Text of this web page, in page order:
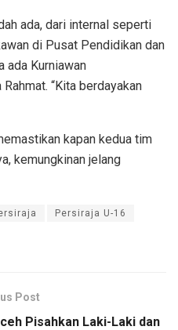
ada, dari internal seperti
di Pusat Pendidikan dan
ada Kurniawan
“Kita berdayakan
kapan kedua tim
kemungkinan jelang
Persiraja U-16
Post
Pisahkan Laki-Laki dan